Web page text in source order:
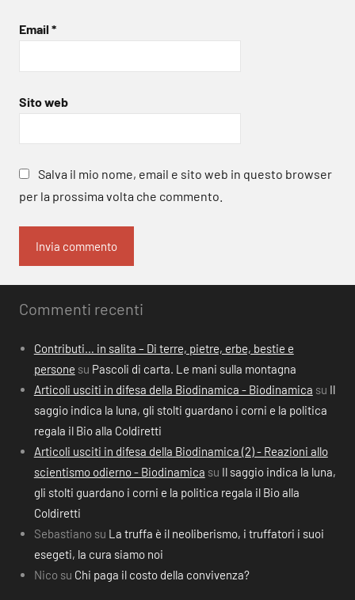
Email *
Sito web
Salva il mio nome, email e sito web in questo browser
per la prossima volta che commento.
Commenti recenti
Contributi… in salita – Di terre, pietre, erbe, bestie e
persone su Pascoli di carta. Le mani sulla montagna
Articoli usciti in difesa della Biodinamica - Biodinamica su Il
saggio indica la luna, gli stolti guardano i corni e la politica
regala il Bio alla Coldiretti
Articoli usciti in difesa della Biodinamica (2) - Reazioni allo
scientismo odierno - Biodinamica su Il saggio indica la luna,
gli stolti guardano i corni e la politica regala il Bio alla
Coldiretti
Sebastiano su La truffa è il neoliberismo, i truffatori i suoi
esegeti, la cura siamo noi
Nico su Chi paga il costo della convivenza?